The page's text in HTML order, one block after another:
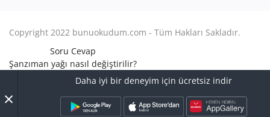
Daha iyi bir deneyim için ücretsiz indir
×
Copyright 2022 bunuokudum.com - Tüm Hakları Sakladır.
Soru Cevap
Şanzıman yağı nasıl değiştirilir?
Aile Hukuku
Avukat Nasıl Olunur?
Turbo arızası nasıl anlaşılır?